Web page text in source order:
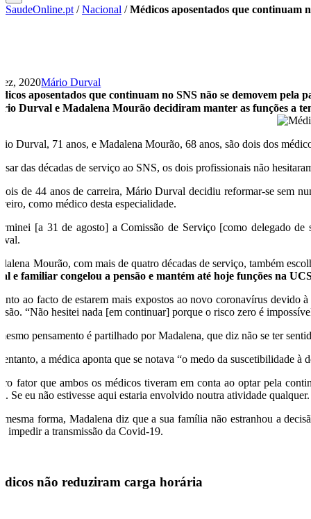
SaudeOnline.pt /Nacional /Médicos aposentados que continuam
2020Mário Durval
aposentados que continuam no SNS não se demovem pela
Durval e Madalena Mourão decidiram manter as funções a
Durval, 71 anos, e Madalena Mourão, 68 anos, são dois dos
das décadas de serviço ao SNS, os dois profissionais não
de 44 anos de carreira, Mário Durval decidiu reformar-se sem
como médico desta especialidade.
[a 31 de agosto] a Comissão de Serviço [como delegado
Mourão, com mais de quatro décadas de serviço, também
e familiar congelou a pensão e mantém até hoje funções na
ao facto de estarem mais expostos ao novo coronavírus devido
“Não hesitei nada [em continuar] porque o risco zero é
pensamento é partilhado por Madalena, que diz não se ter
entanto, a médica aponta que se notava “o medo da suscetibilidade à
fator que ambos os médicos tiveram em conta ao optar pela
Se eu não estivesse aqui estaria envolvido noutra atividade
mesma forma, Madalena diz que a sua família não estranhou a
impedir a transmissão da Covid-19.
não reduziram carga horária